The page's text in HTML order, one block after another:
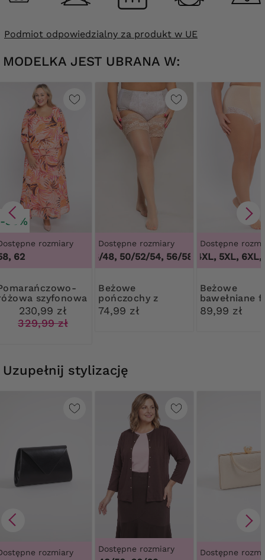
Podmiot odpowiedzialny za produkt w UE
MODELKA JEST UBRANA W:
-30%
rozmiary
62
szyfonowa
230,99 zł
329,99 zł
Dostępne rozmiary
44/46/48, 50/52/54, 56/58, 60/62,44/46/
Beżowe
pończochy z
wysoką koronką
Ribessa
74,99 zł
Dostępne
3XL, 4XL, 5XL, 6XL,
Beżowe
bawełniane
modelujące z
koronką
89,99 zł
Uzupełnij stylizację
rozmiary Dostępne rozmiary Dostępne